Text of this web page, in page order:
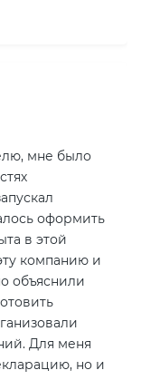
мне было
оформить
в этой
компанию и
объяснили
Для меня
но и